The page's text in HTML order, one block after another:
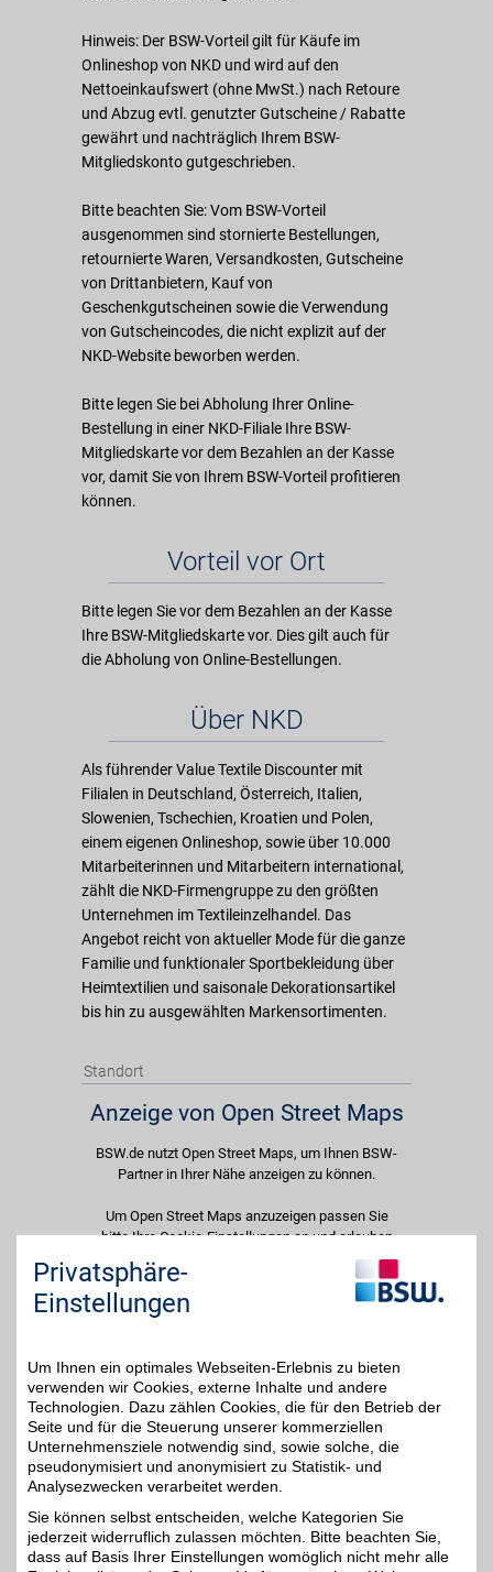
Hinweis: Der BSW-Vorteil gilt für Käufe im
Onlineshop von NKD und wird auf den
Nettoeinkaufswert (ohne MwSt.) nach Retoure
und Abzug evtl. genutzter Gutscheine / Rabatte
gewährt und nachträglich Ihrem BSW-
Mitgliedskonto gutgeschrieben.
Bitte beachten Sie: Vom BSW-Vorteil
ausgenommen sind stornierte Bestellungen,
retournierte Waren, Versandkosten, Gutscheine
von Drittanbietern, Kauf von
Geschenkgutscheinen sowie die Verwendung
von Gutscheincodes, die nicht explizit auf der
NKD-Website beworben werden.
Bitte legen Sie bei Abholung Ihrer Online-
Bestellung in einer NKD-Filiale Ihre BSW-
Mitgliedskarte vor dem Bezahlen an der Kasse
vor, damit Sie von Ihrem BSW-Vorteil profitieren
können.
Vorteil vor Ort
Bitte legen Sie vor dem Bezahlen an der Kasse
Ihre BSW-Mitgliedskarte vor. Dies gilt auch für
die Abholung von Online-Bestellungen.
Über NKD
Als führender Value Textile Discounter mit
Filialen in Deutschland, Österreich, Italien,
Slowenien, Tschechien, Kroatien und Polen,
einem eigenen Onlineshop, sowie über 10.000
Mitarbeiterinnen und Mitarbeitern international,
zählt die NKD-Firmengruppe zu den größten
Unternehmen im Textileinzelhandel. Das
Angebot reicht von aktueller Mode für die ganze
Familie und funktionaler Sportbekleidung über
Heimtextilien und saisonale Dekorationsartikel
bis hin zu ausgewählten Markensortimenten.
Standort
Anzeige von Open Street Maps
BSW.de nutzt Open Street Maps, um Ihnen BSW-
Partner in Ihrer Nähe anzeigen zu können.
Um Open Street Maps anzuzeigen passen Sie
bitte Ihre Cookie-Einstellungen an und erlauben
Sie "Externe Inhalte". Diese Auswahl können Sie
jederzeit über die Cookie-Einstellungen im
unteren Seitenbereich ändern.
Adresse
Stresemannplatz 6
90489 Nürnberg
Filialen in der Nähe
Privatsphäre-
Einstellungen
Um Ihnen ein optimales Webseiten-Erlebnis zu bieten
verwenden wir Cookies, externe Inhalte und andere
Technologien. Dazu zählen Cookies, die für den Betrieb der
Seite und für die Steuerung unserer kommerziellen
Unternehmensziele notwendig sind, sowie solche, die
pseudonymisiert und anonymisiert zu Statistik- und
Analysezwecken verarbeitet werden.
Sie können selbst entscheiden, welche Kategorien Sie
jederzeit widerruflich zulassen möchten. Bitte beachten Sie,
dass auf Basis Ihrer Einstellungen womöglich nicht mehr alle